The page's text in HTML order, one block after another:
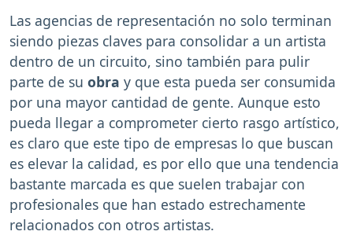
Las agencias de representación no solo terminan
siendo piezas claves para consolidar a un artista
dentro de un circuito, sino también para pulir
parte de su obra y que esta pueda ser consumida
por una mayor cantidad de gente. Aunque esto
pueda llegar a comprometer cierto rasgo artístico,
es claro que este tipo de empresas lo que buscan
es elevar la calidad, es por ello que una tendencia
bastante marcada es que suelen trabajar con
profesionales que han estado estrechamente
relacionados con otros artistas.